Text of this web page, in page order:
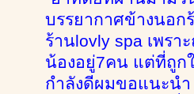
บรรยากาศข้างนอก
ร้านlovly spa เพร
น้องอยู่7คน แต่ที่ถูก
กำลังดีผมขอแนะนำ